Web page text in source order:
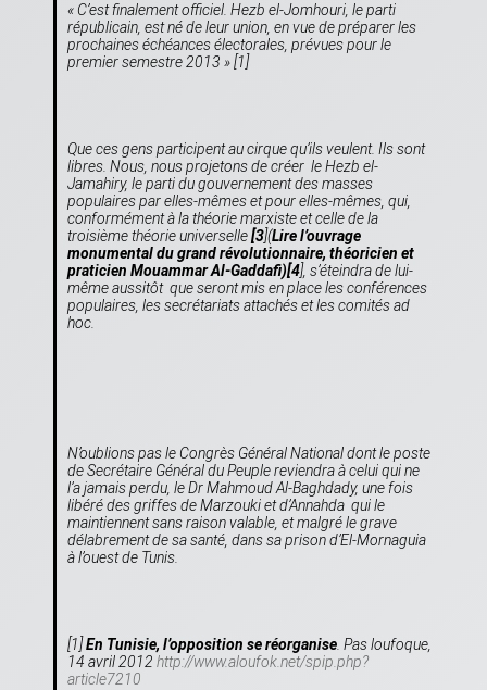
« C’est finalement officiel. Hezb el-Jomhouri, le parti
républicain, est né de leur union, en vue de préparer les
prochaines échéances électorales, prévues pour le
premier semestre 2013 »[1]
Que ces gens participent au cirque qu’ils veulent. Ils sont
libres. Nous, nous projetons de créer le Hezb el-
Jamahiry, le parti du gouvernement des masses
populaires par elles-mêmes et pour elles-mêmes, qui,
conformément à la théorie marxiste et celle de la
troisième théorie universelle[3](Lire l’ouvrage
monumental du grand révolutionnaire, théoricien et
praticien Mouammar Al-Gaddafi)[4], s’éteindra de lui-
même aussitôt que seront mis en place les conférences
populaires, les secrétariats attachés et les comités ad
hoc.
N’oublions pas le Congrès Général National dont le poste
de Secrétaire Général du Peuple reviendra à celui qui ne
l’a jamais perdu, le Dr Mahmoud Al-Baghdady, une fois
libéré des griffes de Marzouki et d’Annahda qui le
maintiennent sans raison valable, et malgré le grave
délabrement de sa santé, dans sa prison d’El-Mornaguia
à l’ouest de Tunis.
[1]En Tunisie, l’opposition se réorganise . Pas loufoque,
14 avril 2012 http://www.aloufok.net/spip.php?
article7210